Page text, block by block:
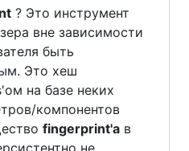
? Это инструмент
вне зависимости
быть
Это хеш
на базе неких
компонентов
fingerprint'a в